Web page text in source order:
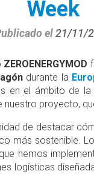
Week
Publicado el21/11/
ZEROENERGYMOD
durante la
en el ámbito de
proyecto,
de destacar
más sostenible.
hemos
logísticas